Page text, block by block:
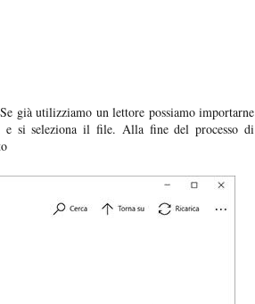
già utilizziamo un lettore possiamo importarne
e si seleziona il file. Alla fine del processo di